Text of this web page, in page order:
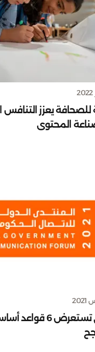
للصحافة يعزز التنافس
المحتوى
جواهر النقبي تستعرض